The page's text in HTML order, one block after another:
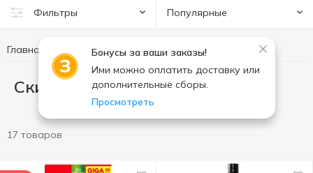
Фильтры Популярные
Бонусы за ваши заказы!
Ими можно оплатить доставку или
дополнительные сборы.
Просмотреть
Главная СкидкаLove
СкидкаLove
17 товаров